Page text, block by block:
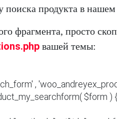
поиска продукта в
фрагмента, просто
вашей темы:
,
$form ) {